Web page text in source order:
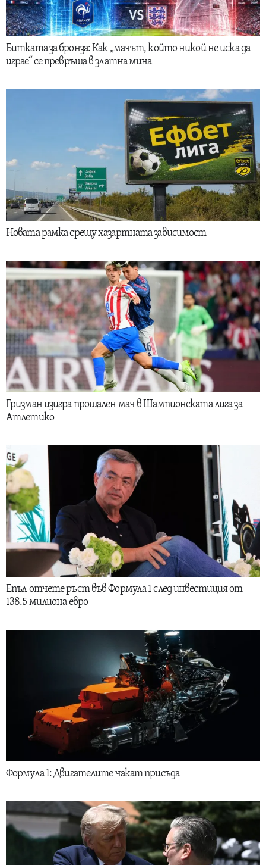
Битката за бронза: Как „мачът, който никой не иска да
играе“ се превръща в златна мина
Новата рамка срещу хазартната зависимост
Гризман изигра прощален мач в Шампионската лига за
Атлетико
Епъл отчете ръст във Формула 1 след инвестиция от
138.5 милиона евро
Формула 1: Двигателите чакат присъда